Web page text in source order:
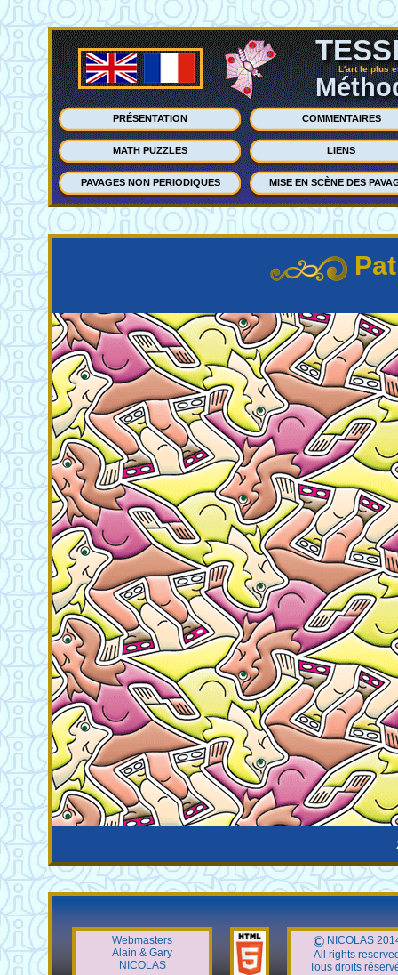
L'art le plus
PRÉSENTATION COMMENTAIRES
MATH PUZZLES LIENS
PAVAGES NON PERIODIQUES MISE EN SCÈNE DES
Webmasters
Alain & Gary
NICOLAS
NICOLAS
All rights
Tous droits